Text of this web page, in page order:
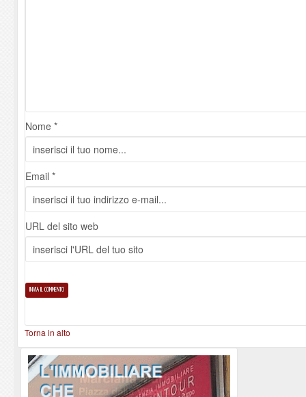
Nome *
Email *
URL del sito web
Torna in alto